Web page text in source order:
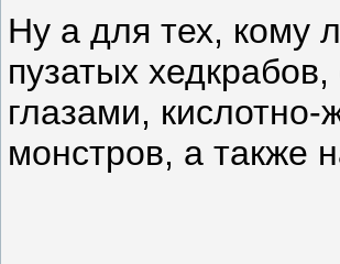
Ну а для тех, кому
пузатых
глазами,
монстров, а также